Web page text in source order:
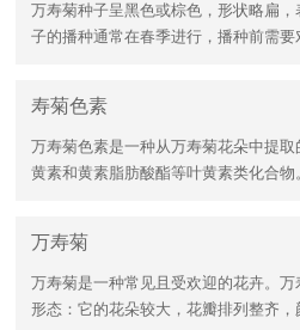
万寿菊种子呈黑色或棕色，形状略扁
子的播种通常在春季进行，播种前需要
寿菊色素
万寿菊色素是一种从万寿菊花朵中提
黄素和黄素脂肪酸酯等叶黄素类化合物
万寿菊
万寿菊是一种常见且受欢迎的花卉。
形态：它的花朵较大，花瓣排列整齐，